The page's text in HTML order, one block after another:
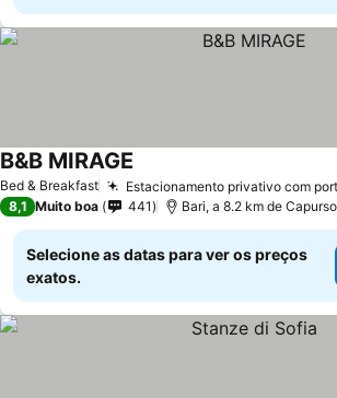
Bed & Breakfast Estacionamento privativo com
B&B MIRAGE
8,1 Muito boa 441 Bari, a 8.2 km de Capurso
Selecione as datas para ver os preços
exatos.